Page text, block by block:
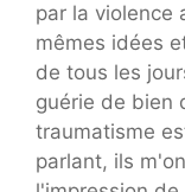
par la violence
mêmes idées
de tous les
guérie de bien
traumatisme
parlant, ils